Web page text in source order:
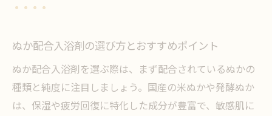
ぬか配合入浴剤の選び方とおすすめポイント
ぬか配合入浴剤を選ぶ際は、まず配合されているぬかの
種類と純度に注目しましょう。国産の米ぬかや発酵ぬか
は、保湿や疲労回復に特化した成分が豊富で、敏感肌に